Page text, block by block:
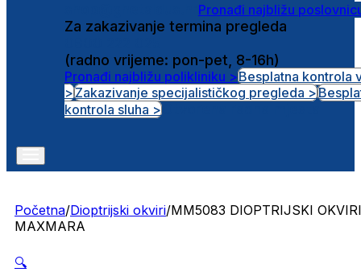
Pronađi najbližu
Za zakazivanje termina pregleda
(radno vrijeme: pon-pet, 8-16h)
Pronađi najbližu polikliniku >Besplatna kontrola
>Zakazivanje specijalističkog pregleda >
kontrola sluha >
Početna/Dioptrijski okviri/MM5083 DIOPTRIJSKI OKVIRI
MAXMARA
🔍